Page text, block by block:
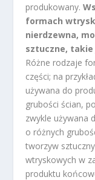
produkowany.
formach
nierdzewna,
sztuczne,
Różne rodzaje
części; na
używana do
grubości ścian,
zwykle używana
o różnych
tworzyw
wtryskowych w
produktu